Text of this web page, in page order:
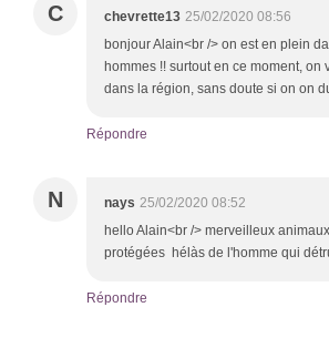
C chevrette13 25/02/2020 08:56
bonjour Alain<br /> on est en plein
hommes !! surtout en ce moment,
dans la région, sans doute si on on
Répondre
N nays 25/02/2020 08:52
hello Alain<br /> merveilleux
protégées hélàs de l'homme qui
Répondre